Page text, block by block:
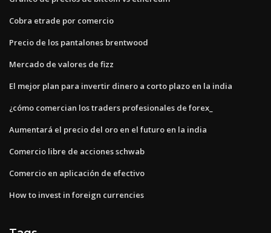
Cobra etrade por comercio
Precio de los pantalones brentwood
Mercado de valores de fizz
El mejor plan para invertir dinero a corto plazo en la india
¿cómo comercian los traders profesionales de forex_
Aumentará el precio del oro en el futuro en la india
Comercio libre de acciones schwab
Comercio en aplicación de efectivo
How to invest in foreign currencies